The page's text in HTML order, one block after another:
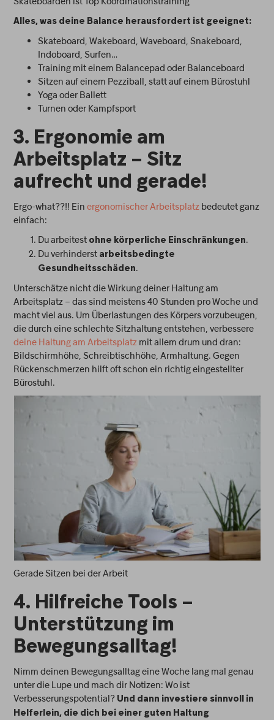
Alles, was deine Balance herausfordert ist geeignet:
Skateboard, Wakeboard, Waveboard, Snakeboard,
Indoboard, Surfen…
Training mit einem Balancepad oder Balanceboard
Sitzen auf einem Pezziball, statt auf einem Bürostuhl
Yoga oder Ballett
Turnen oder Kampfsport
3. Ergonomie am
Arbeitsplatz – Sitz
aufrecht und gerade!
Ergo-what??!! Einergonomischer Arbeitsplatz bedeutet ganz
einfach:
Du arbeitest ohne körperliche Einschränkungen.
Du verhinderst arbeitsbedingte
Gesundheitsschäden.
Unterschätze nicht die Wirkung deiner Haltung am
Arbeitsplatz – das sind meistens 40 Stunden pro Woche und
macht viel aus. Um Überlastungen des Körpers vorzubeugen,
die durch eine schlechte Sitzhaltung entstehen, verbessere
deine Haltung am Arbeitsplatz mit allem drum und dran:
Bildschirmhöhe, Schreibtischhöhe, Armhaltung. Gegen
Rückenschmerzen hilft oft schon ein richtig eingestellter
Bürostuhl.
Gerade Sitzen bei der Arbeit
4. Hilfreiche Tools –
Unterstützung im
Bewegungsalltag!
Nimm deinen Bewegungsalltag eine Woche lang mal genau
unter die Lupe und mach dir Notizen: Wo ist
Verbesserungspotential? Und dann investiere sinnvoll in
Helferlein, die dich bei einer guten Haltung